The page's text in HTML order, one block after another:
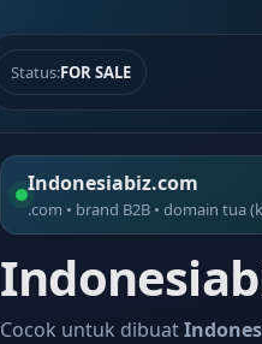
Status:FOR SALE
Indonesiabiz.com
.com • brand B2B • domain tua
Cocok untuk dibuat